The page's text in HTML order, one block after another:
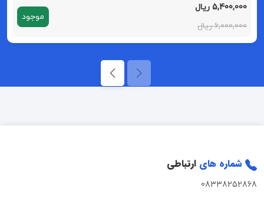
5,400,000 ریال
6,000,000 ریال
موجود
شماره های ارتباطی
08338252868